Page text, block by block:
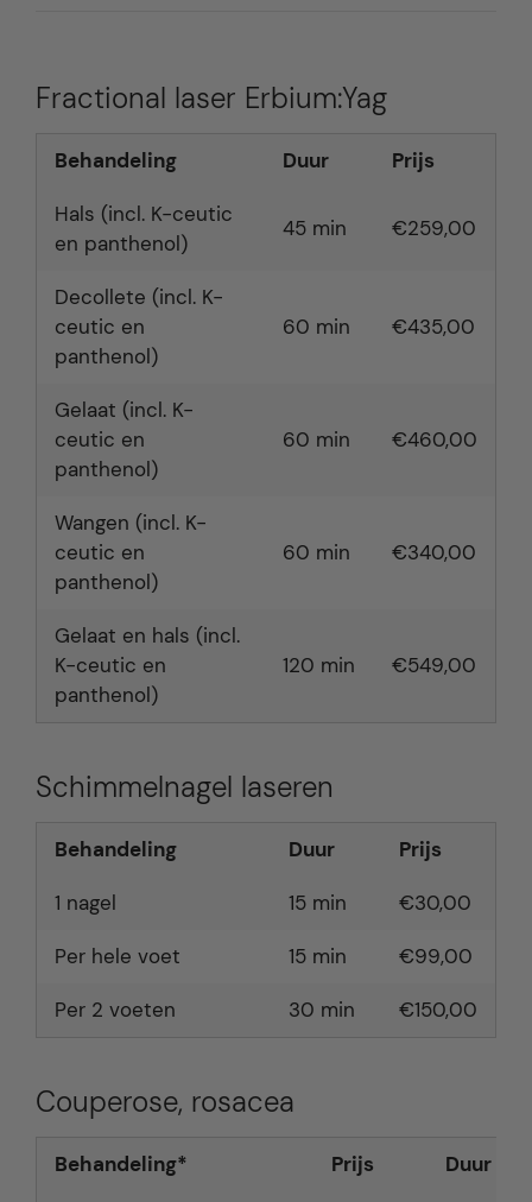
Fractional laser Erbium:Yag
Behandeling Duur Prijs
Hals (incl. K-ceutic
en panthenol)
45 min €259,00
Decollete (incl. K-
ceutic en
panthenol)
60 min €435,00
Gelaat (incl. K-
ceutic en
panthenol)
60 min €460,00
Wangen (incl. K-
ceutic en
panthenol)
60 min €340,00
Gelaat en hals (incl.
K-ceutic en
panthenol)
120 min €549,00
Schimmelnagel laseren
Behandeling Duur Prijs
1 nagel 15 min €30,00
Per hele voet 15 min €99,00
Per 2 voeten 30 min €150,00
Couperose, rosacea
Behandeling* Prijs Duur